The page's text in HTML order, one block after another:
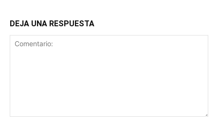
DEJA UNA RESPUESTA